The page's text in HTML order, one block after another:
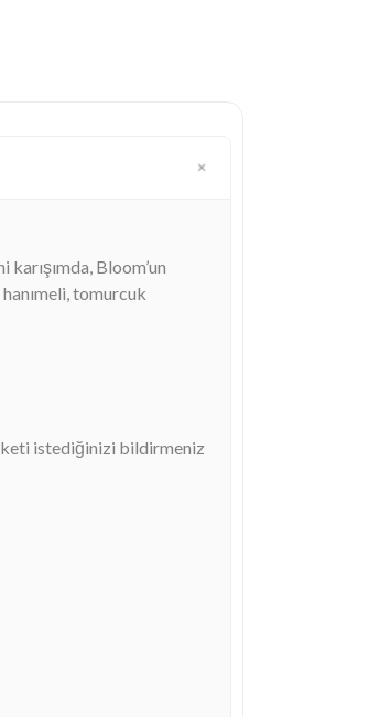
Bloom’un
tomurcuk
istediğinizi bildirmeniz